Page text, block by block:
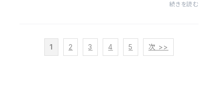
続きを読む
1 2 3 4 5 次 >>